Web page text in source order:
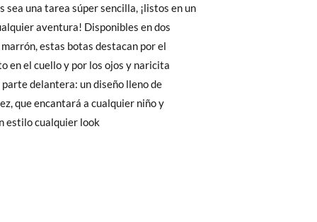
estilo cualquier look
precio final será el de los zapatos que
& Devolucionesde nuestra web
de todo: te mandaremos otra
26 28
16,6 17,2 17,8